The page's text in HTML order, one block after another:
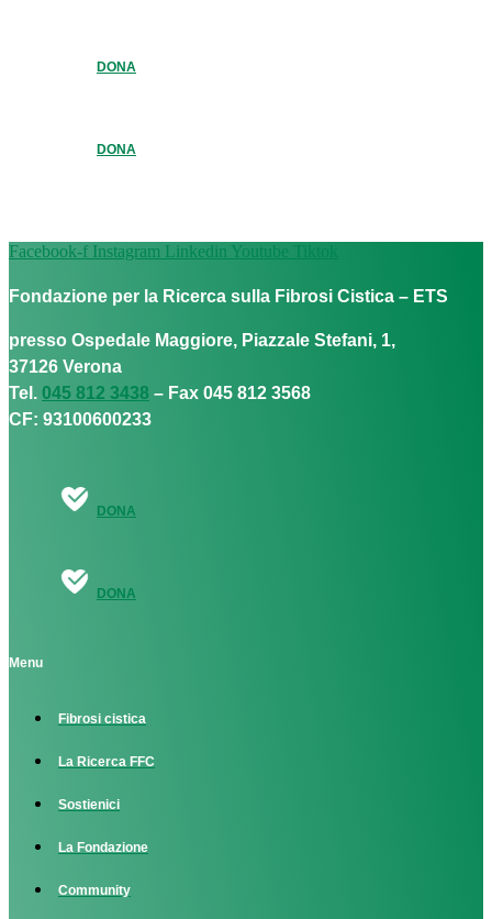
DONA
DONA
Facebook-f Instagram Linkedin Youtube Tiktok
Fondazione per la Ricerca sulla Fibrosi Cistica – ETS
presso Ospedale Maggiore, Piazzale Stefani, 1,
37126 Verona
Tel. 045 812 3438 – Fax 045 812 3568
CF: 93100600233
DONA
DONA
Menu
Fibrosi cistica
La Ricerca FFC
Sostienici
La Fondazione
Community